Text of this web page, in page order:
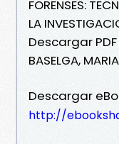
FORENSES:
LA
Descargar PDF
BASELGA,
Descargar
http://